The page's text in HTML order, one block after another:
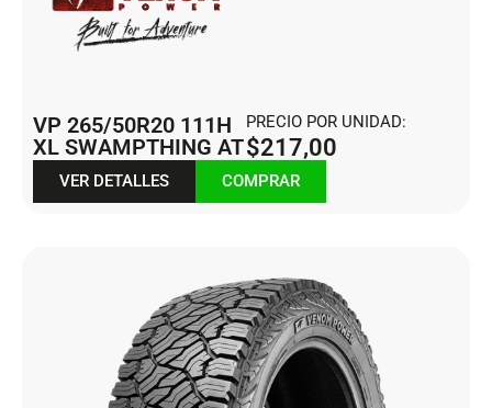
VP 265/50R20 111H
XL SWAMPTHING AT
PRECIO POR UNIDAD:
$217,00
VER DETALLES COMPRAR